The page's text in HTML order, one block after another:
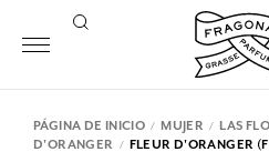
PÁGINA DE INICIO MUJER LAS
D'ORANGER
FLEUR D'ORANGER